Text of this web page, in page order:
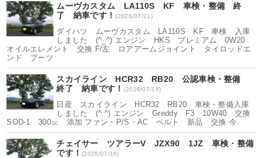
ムーヴカスタム LA110S KF 車検・整備 終
了 納車です！(2026/07/21)
ダイハツ ムーヴカスタム LA110S KF 車検 入庫
しました (^_^) エンジン HKS プレミアム 0W20
オイルエレメント 交換 F/左 ロアアームジョイント タイロッドエ
ンド ブーツ
スカイライン HCR32 RB20 公認車検・整備
終了 納車です！ (2026/07/18)
日産 スカイライン HCR32 RB20 車検・整備入庫
しました (^.^) エンジン Greddy F3 10W40 交換
SOD-1 300㏄ 添加 ファン・P/S・AC ベルト 新品 交換 今
チェイサー ツアラーV JZX90 1JZ 車検・整備
です！(2026/07/16)